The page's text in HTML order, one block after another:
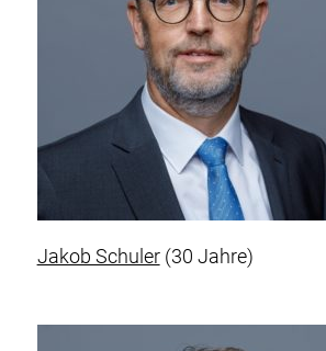
Jakob Schuler(30 Jahre)